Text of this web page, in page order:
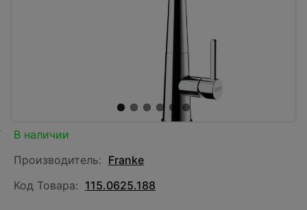
В наличии
Производитель: Franke
Код Товара: 115.0625.188